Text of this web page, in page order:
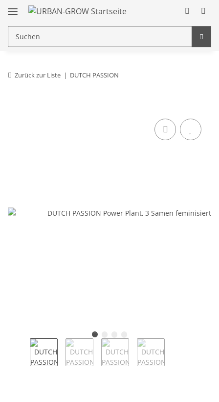
Zurück zur Liste DUTCH PASSION